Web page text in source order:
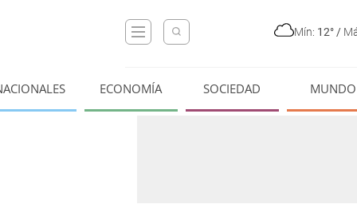
Mín: 12° /
ECONOMÍA SOCIEDAD MUNDO